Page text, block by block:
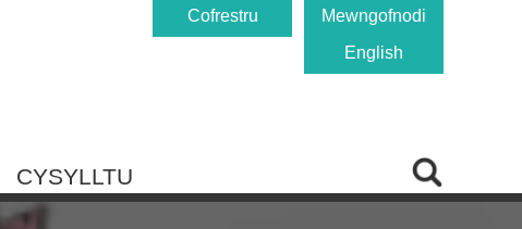
Mewngofnodi
Cofrestru
English
CYSYLLTU